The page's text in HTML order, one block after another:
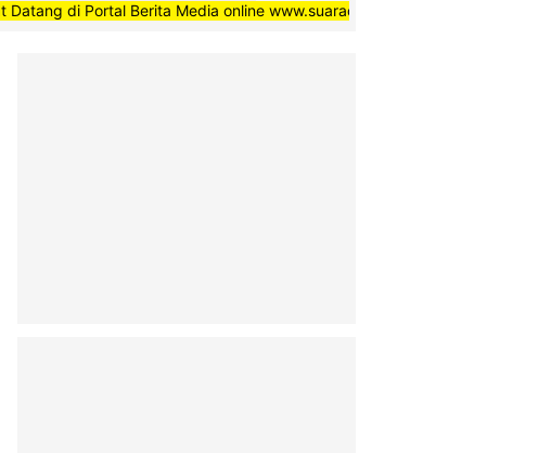
Portal Berita Media online www.suaradaerahnews.com, semoga setiap